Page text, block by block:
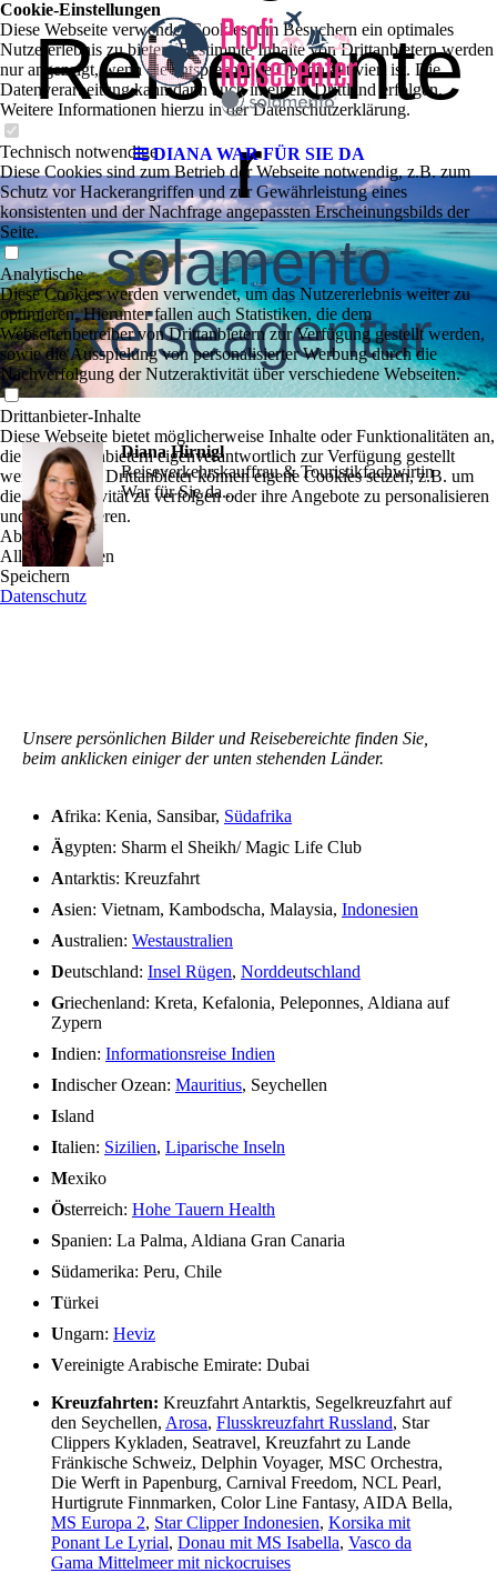
DIANA WAR FÜR SIE DA
Reisecente
r
solamento
Reiseagentur
Diana Hirnigl
Reiseverkehrskauffrau & Touristikfachwirtin
War für Sie da...
Unsere persönlichen Bilder und Reisebereichte finden Sie,
beim anklicken einiger der unten stehenden Länder.
Afrika: Kenia, Sansibar, Südafrika
Ägypten: Sharm el Sheikh/ Magic Life Club
Antarktis: Kreuzfahrt
Asien: Vietnam, Kambodscha, Malaysia, Indonesien
Australien: Westaustralien
Deutschland: Insel Rügen, Norddeutschland
Griechenland: Kreta, Kefalonia, Peleponnes, Aldiana auf
Zypern
Indien: Informationsreise Indien
Indischer Ozean: Mauritius, Seychellen
Island
Italien: Sizilien, Liparische Inseln
Mexiko
Österreich: Hohe Tauern Health
Spanien: La Palma, Aldiana Gran Canaria
Südamerika: Peru, Chile
Türkei
Ungarn: Heviz
Vereinigte Arabische Emirate: Dubai
Kreuzfahrten: Kreuzfahrt Antarktis, Segelkreuzfahrt auf
den Seychellen, Arosa, Flusskreuzfahrt Russland, Star
Clippers Kykladen, Seatravel, Kreuzfahrt zu Lande
Fränkische Schweiz, Delphin Voyager, MSC Orchestra,
Die Werft in Papenburg, Carnival Freedom, NCL Pearl,
Hurtigrute Finnmarken, Color Line Fantasy, AIDA Bella,
MS Europa 2, Star Clipper Indonesien, Korsika mit
Ponant Le Lyrial, Donau mit MS Isabella, Vasco da
Gama Mittelmeer mit nickocruises
Cookie-Einstellungen
Diese Webseite verwendet Cookies, um Besuchern ein optimales
Nutzererlebnis zu bieten. Bestimmte Inhalte von Drittanbietern werden
nur angezeigt, wenn die entsprechende Option aktiviert ist. Die
Datenverarbeitung kann dann auch in einem Drittland erfolgen.
Weitere Informationen hierzu in der Datenschutzerklärung.
Technisch notwendige
Diese Cookies sind zum Betrieb der Webseite notwendig, z.B. zum
Schutz vor Hackerangriffen und zur Gewährleistung eines
konsistenten und der Nachfrage angepassten Erscheinungsbilds der
Seite.
Analytische
Diese Cookies werden verwendet, um das Nutzererlebnis weiter zu
optimieren. Hierunter fallen auch Statistiken, die dem
Webseitenbetreiber von Drittanbietern zur Verfügung gestellt werden,
sowie die Ausspielung von personalisierter Werbung durch die
Nachverfolgung der Nutzeraktivität über verschiedene Webseiten.
Drittanbieter-Inhalte
Diese Webseite bietet möglicherweise Inhalte oder Funktionalitäten an,
die von Drittanbietern eigenverantwortlich zur Verfügung gestellt
werden. Diese Drittanbieter können eigene Cookies setzen, z.B. um
die Nutzeraktivität zu verfolgen oder ihre Angebote zu personalisieren
und zu optimieren.
Ablehnen
Alle akzeptieren
Speichern
Datenschutz